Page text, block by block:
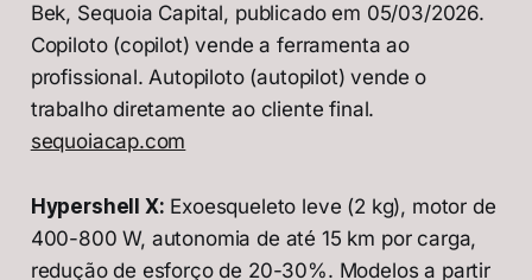
Bek, Sequoia Capital, publicado em 05/03/2026.
Copiloto (copilot) vende a ferramenta ao
profissional. Autopiloto (autopilot) vende o
trabalho diretamente ao cliente final.
sequoiacap.com
Hypershell X: Exoesqueleto leve (2 kg), motor de
400-800 W, autonomia de até 15 km por carga,
redução de esforço de 20-30%. Modelos a partir